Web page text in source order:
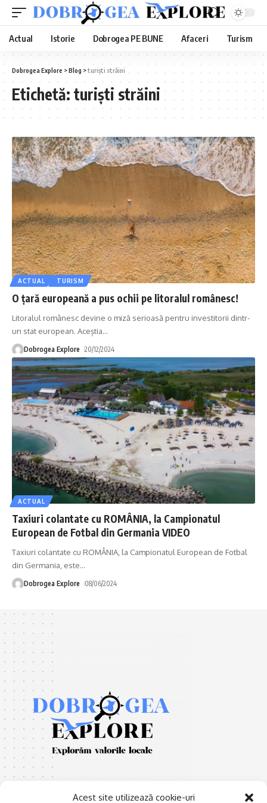
Acest site utilizează cookie-uri
Actual Istorie Dobrogea PE BUNE Afaceri Turism
Dobrogea Explore >Blog >turiști străini
Etichetă: turiști străini
ACTUAL TURISM
O țară europeană a pus ochii pe litoralul românesc!
Litoralul românesc devine o miză serioasă pentru investitorii dintr-
un stat european. Aceștia…
Dobrogea Explore 20/12/2024
ACTUAL
Taxiuri colantate cu ROMÂNIA, la Campionatul
European de Fotbal din Germania VIDEO
Taxiuri colantate cu ROMÂNIA, la Campionatul European de Fotbal
din Germania, este…
Dobrogea Explore 08/06/2024